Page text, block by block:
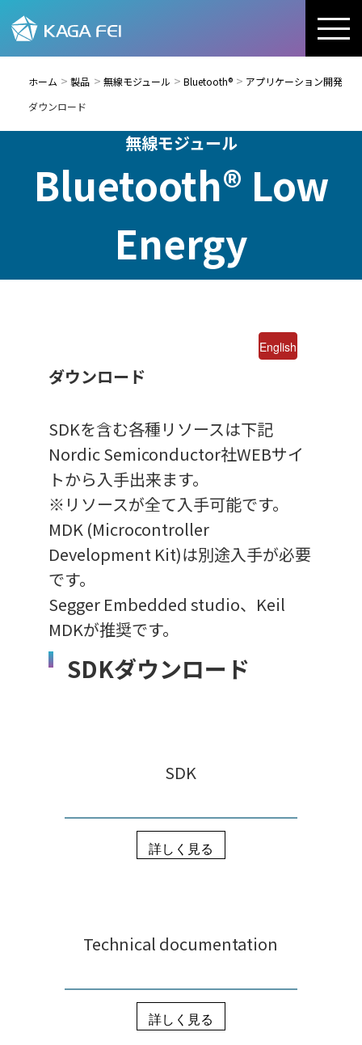
ホーム 製品 無線モジュール Bluetooth®
アプリケーション開発
ダウンロード
無線モジュール
Bluetooth® Low
Energy
English
ダウンロード
SDKを含む各種リソースは下記
Nordic Semiconductor社WEBサイ
トから入手出来ます。
※リソースが全て入手可能です。
MDK (Microcontroller
Development Kit)は別途入手が必要
です。
Segger Embedded studio、Keil
MDKが推奨です。
SDKダウンロード
SDK
詳しく見る
Technical documentation
詳しく見る